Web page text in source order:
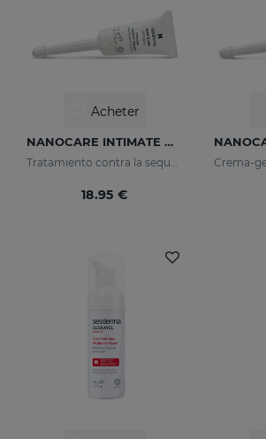
Acheter
NANOCARE INTIMATE Hidratante Intimo
Tratamiento contra la sequedad vaginal. Humecta y lubrica de forma inmediata y duradera.
18.95 €